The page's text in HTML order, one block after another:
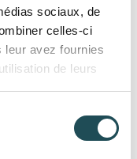
sociaux, de
celles-ci
leur avez fournies
de leurs
résiste au
l'air